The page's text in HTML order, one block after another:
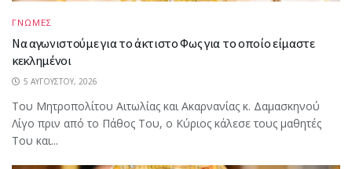
ΓΝΩΜΕΣ
Να αγωνιστούμε για το άκτιστο Φως για το οποίο είμαστε
κεκλημένοι
5 ΑΥΓΟΎΣΤΟΥ, 2026
Του Μητροπολίτου Αιτωλίας και Ακαρνανίας κ. Δαμασκηνού
Λίγο πριν από το Πάθος Του, ο Κύριος κάλεσε τους μαθητές
Του και...